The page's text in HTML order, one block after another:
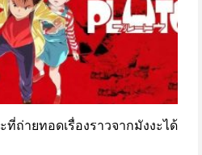
ที่ถ่ายทอดเรื่องราวจากมังงะได้